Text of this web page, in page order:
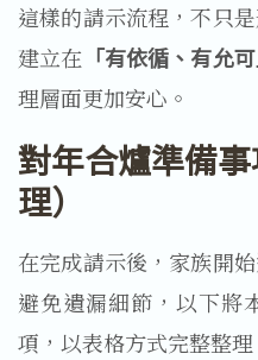
這樣的請示流程，不只
建立在 「有依循、有允可
理層面更加安心。
對年合爐準備
理）
在完成請示後，家族開
避免遺漏細節，以下將
項，以表格方式完整整